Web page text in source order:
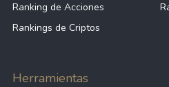
MEUD 40.56%
Ranking de Acciones
Rankings de Criptos
Herramientas